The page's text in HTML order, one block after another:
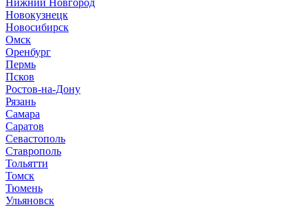
Новокузнецк
Новосибирск
Омск
Оренбург
Пермь
Псков
Ростов-на-Дону
Рязань
Самара
Саратов
Севастополь
Ставрополь
Тольятти
Томск
Тюмень
Ульяновск